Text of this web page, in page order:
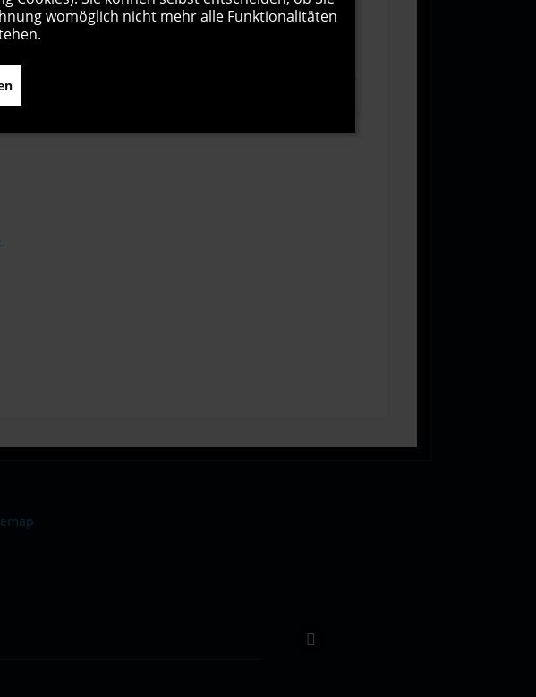
Zeichen übrig
womöglich nicht mehr alle Funktionalitäten